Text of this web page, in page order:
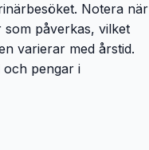
Notera när
påverkas, vilket
varierar med årstid.
och pengar i